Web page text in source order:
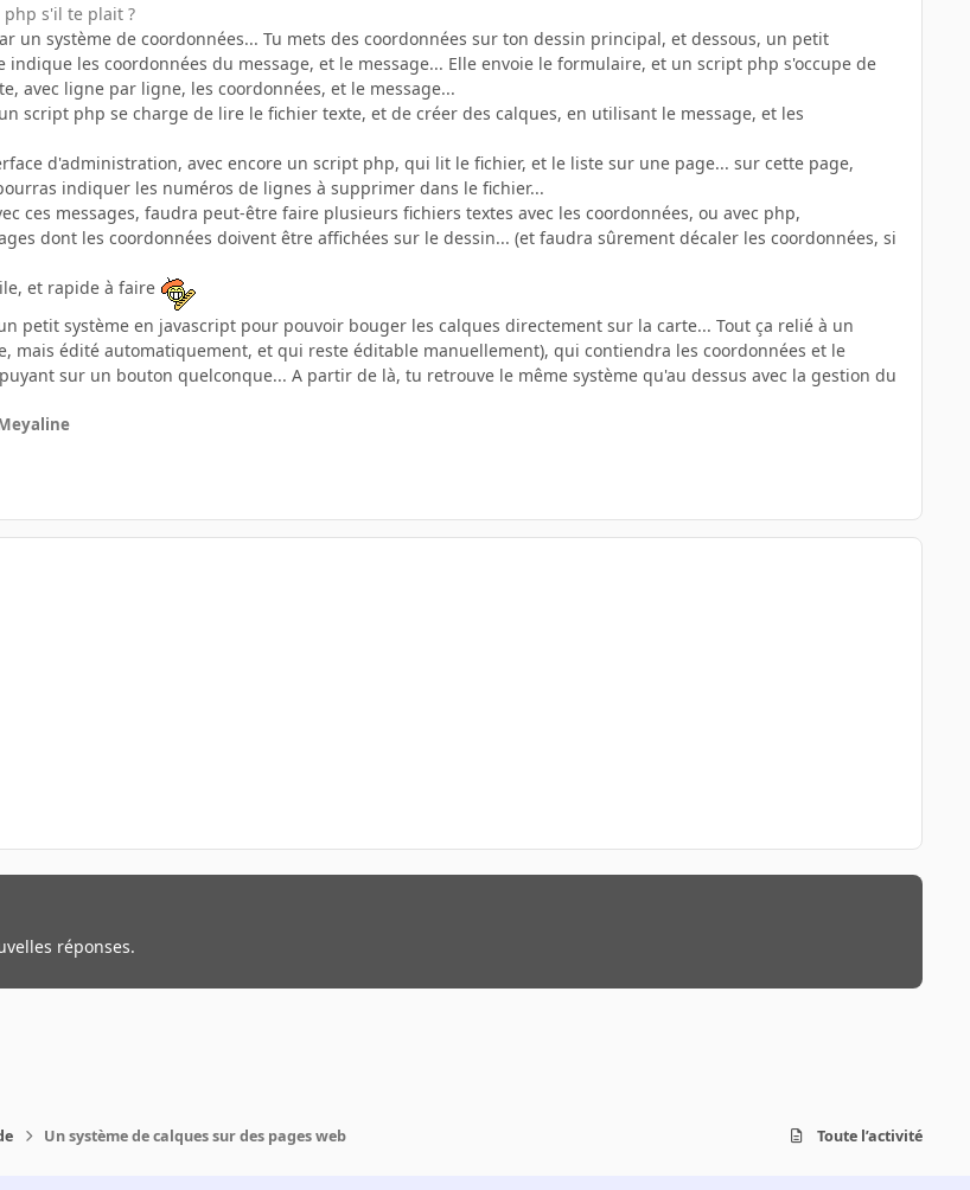
s'il te plait ?
un système de coordonnées... Tu mets des coordonnées sur ton dessin principal, et dessous, un petit
les coordonnées du message, et le message... Elle envoie le formulaire, et un script php s'occupe de
avec ligne par ligne, les coordonnées, et le message...
script php se charge de lire le fichier texte, et de créer des calques, en utilisant le message, et les
d'administration, avec encore un script php, qui lit le fichier, et le liste sur une page... sur cette page,
indiquer les numéros de lignes à supprimer dans le fichier...
ces messages, faudra peut-être faire plusieurs fichiers textes avec les coordonnées, ou avec php,
dont les coordonnées doivent être affichées sur le dessin... (et faudra sûrement décaler les coordonnées, si
et rapide à faire
petit système en javascript pour pouvoir bouger les calques directement sur la carte... Tout ça relié à un
mais édité automatiquement, et qui reste éditable manuellement), qui contiendra les coordonnées et le
sur un bouton quelconque... A partir de là, tu retrouve le même système qu'au dessus avec la gestion du
réponses.
Un système de calques sur des pages web Toute l’activité